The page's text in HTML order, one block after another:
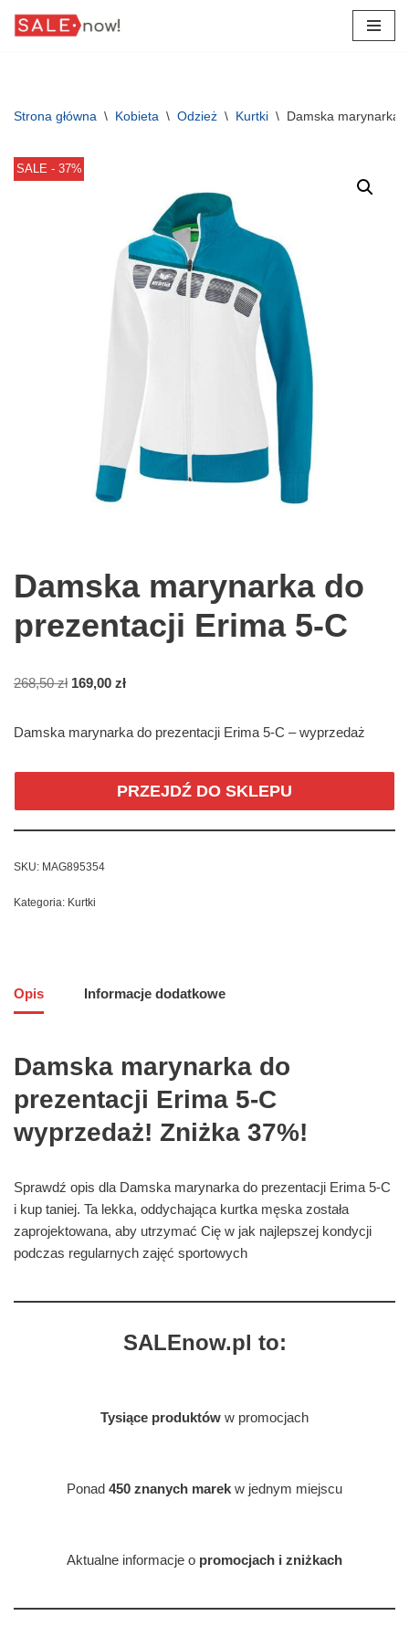
Strona główna \ Kobieta \ Odzież \ Kurtki \ Damska marynarka
SALE - 37%
Damska marynarka do
prezentacji Erima 5-C
268,50zł 169,00 zł
Damska marynarka do prezentacji Erima 5-C – wyprzedaż
PRZEJDŹ DO SKLEPU
SKU: MAG895354
Kategoria: Kurtki
Opis Informacje dodatkowe
Damska marynarka do
prezentacji Erima 5-C
wyprzedaż! Zniżka 37%!
Sprawdź opis dla Damska marynarka do prezentacji Erima 5-C
i kup taniej. Ta lekka, oddychająca kurtka męska została
zaprojektowana, aby utrzymać Cię w jak najlepszej kondycji
podczas regularnych zajęć sportowych
SALEnow.pl to:
Tysiące produktów w promocjach
Ponad 450 znanych marek w jednym miejscu
Aktualne informacje o promocjach i zniżkach